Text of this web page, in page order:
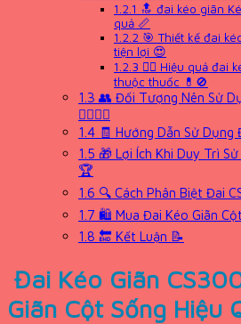
1.2.1 🔝 đai kéo giãn
quả 📏
1.2.2 🎯 Thiết kế đai
tiện lợi 😍
1.2.3 🧘‍♀️ Hiệu quả đai
thuộc thuốc 💊🚫
1.3 👥 Đối Tượng Nên Sử
👨‍⚕️👩‍⚕️
1.4 🧾 Hướng Dẫn Sử
1.5 🎁 Lợi Ích Khi Duy Trì
🏆
1.6 🔍 Cách Phân Biệt Đai
1.7 🛍️ Mua Đai Kéo Giãn
1.8 🔚 Kết Luận 📝
Đai Kéo Giãn
Giãn Cột Sống Hiệu